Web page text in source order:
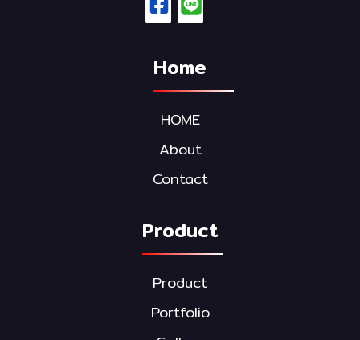
Home
HOME
About
Contact
Product
Product
Portfolio